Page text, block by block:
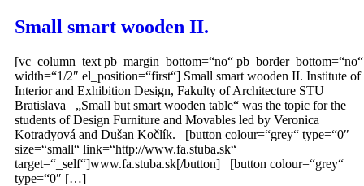
Small smart wooden II.
[vc_column_text pb_margin_bottom=“no“ pb_border_bottom=“no“
width=“1/2″ el_position=“first“] Small smart wooden II. Institute of
Interior and Exhibition Design, Fakulty of Architecture STU
Bratislava „Small but smart wooden table“ was the topic for the
students of Design Furniture and Movables led by Veronica
Kotradyová and Dušan Kočlík. [button colour=“grey“ type=“0″
size=“small“ link=“http://www.fa.stuba.sk“
target=“_self“]www.fa.stuba.sk[/button] [button colour=“grey“
type=“0″ […]